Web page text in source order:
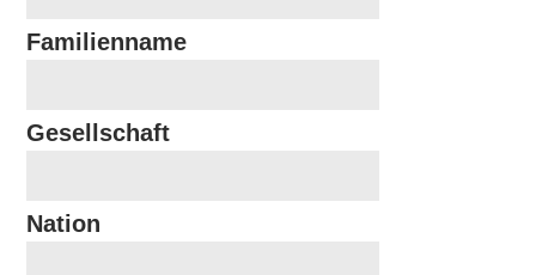
Familienname
Gesellschaft
Nation